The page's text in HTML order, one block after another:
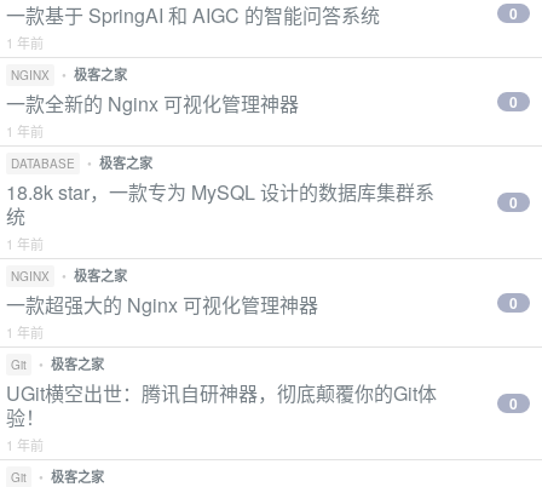
一款基于 SpringAI 和 AIGC 的智能问答系统
1 年前
0
NGINX • 极客之家
一款全新的 Nginx 可视化管理神器
1 年前
0
DATABASE • 极客之家
18.8k star，一款专为 MySQL 设计的数据库集群系
统
1 年前
0
NGINX • 极客之家
一款超强大的 Nginx 可视化管理神器
1 年前
0
Git • 极客之家
UGit横空出世：腾讯自研神器，彻底颠覆你的Git体
验！
1 年前
0
Git • 极客之家